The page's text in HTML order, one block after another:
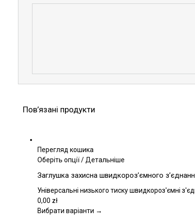
Пов’язані продукти
Перегляд кошика
Оберіть опції Цей
має
кілька
Параметри
/Детальніше
Заглушка захисна швидкороз’ємного
Універсальні низького тиску швидкороз'ємні
0,00 zł
Вибрати варіанти →